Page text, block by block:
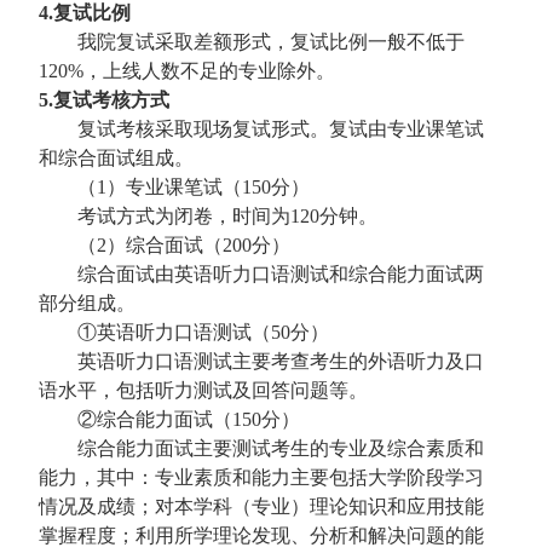
4.复试比例
我院复试采取差额形式，复试比例一般不低于
120%，上线人数不足的专业除外。
5.复试考核方式
复试考核采取现场复试形式。复试由专业课笔试
和综合面试组成。
（1）专业课笔试（150分）
考试方式为闭卷，时间为120分钟。
（2）综合面试（200分）
综合面试由英语听力口语测试和综合能力面试两
部分组成。
①英语听力口语测试（50分）
英语听力口语测试主要考查考生的外语听力及口
语水平，包括听力测试及回答问题等。
②综合能力面试（150分）
综合能力面试主要测试考生的专业及综合素质和
能力，其中：专业素质和能力主要包括大学阶段学习
情况及成绩；对本学科（专业）理论知识和应用技能
掌握程度；利用所学理论发现、分析和解决问题的能